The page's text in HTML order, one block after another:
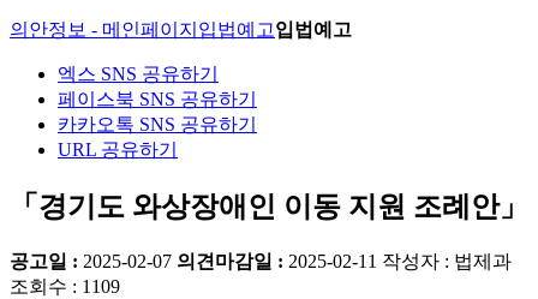
의안정보 - 메인페이지 입법예고입법예고
엑스 SNS 공유하기
페이스북 SNS 공유하기
카카오톡 SNS 공유하기
URL 공유하기
「경기도 와상장애인 이동 지원 조례안」
공고일 : 2025-02-07 의견마감일 : 2025-02-11 작성자 : 법제과
조회수 : 1109